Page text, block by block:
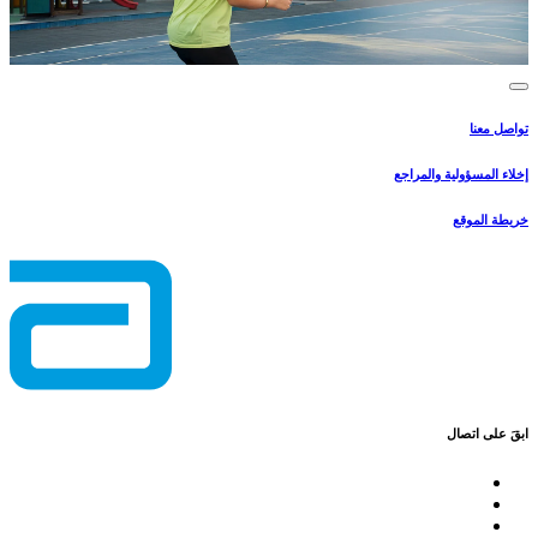
تواصل معنا
إخلاء المسؤولية والمراجع
خريطة الموقع
ابقَ على اتصال